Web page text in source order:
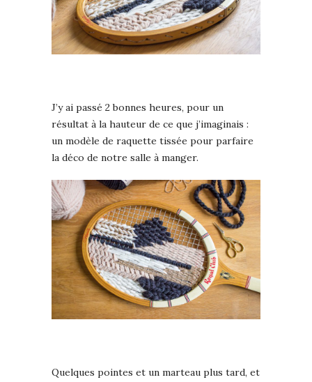
J’y ai passé 2 bonnes heures, pour un
résultat à la hauteur de ce que j’imaginais :
un modèle de raquette tissée pour parfaire
la déco de notre salle à manger.
Quelques pointes et un marteau plus tard, et